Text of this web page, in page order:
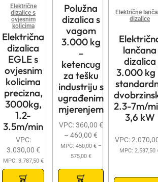
Električne
dizalice s
ovjesnim
kolicima
Električna
dizalica
EGLE s
ovjesnim
kolicima
precizna,
3000kg,
1.2-
3.5m/min
VPC:
3.030,00 €
MPC: 3.787,50 €
Polužna
dizalica s
vagom
3.000 kg
–
ketencug
za tešku
industriju s
ugrađenim
mjerenjem
VPC:360,00 €
– 460,00 €
MPC: 450,00 €–
575,00 €
Električne
dizalice
lančana
dizalica
3.000 kg
2.3-7m/
3,6 kW
VPC:
MPC: 2.587,50